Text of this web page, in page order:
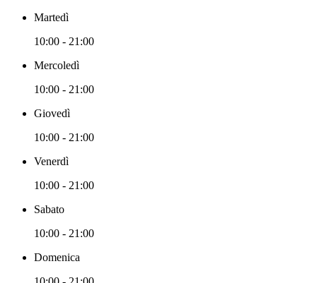
Martedì
10:00 - 21:00
Mercoledì
10:00 - 21:00
Giovedì
10:00 - 21:00
Venerdì
10:00 - 21:00
Sabato
10:00 - 21:00
Domenica